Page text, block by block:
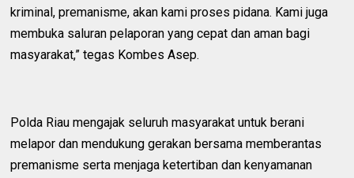
kriminal, premanisme, akan kami proses pidana. Kami juga
membuka saluran pelaporan yang cepat dan aman bagi
masyarakat,” tegas Kombes Asep.
Polda Riau mengajak seluruh masyarakat untuk berani
melapor dan mendukung gerakan bersama memberantas
premanisme serta menjaga ketertiban dan kenyamanan